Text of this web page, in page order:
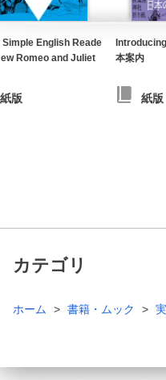
Simple English Reade
Romeo and Juliet
紙版
本案内
紙版
カテゴリ
ホーム 書籍・ムック